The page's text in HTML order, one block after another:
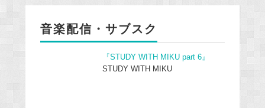
音楽配信・サブスク
『STUDY WITH MIKU part 6』
STUDY WITH MIKU